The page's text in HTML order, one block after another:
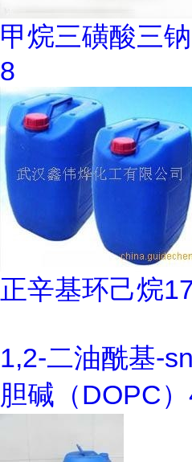
甲烷三磺酸三
8
正辛基环己烷
1,2-二油酰基-
胆碱（DOPC